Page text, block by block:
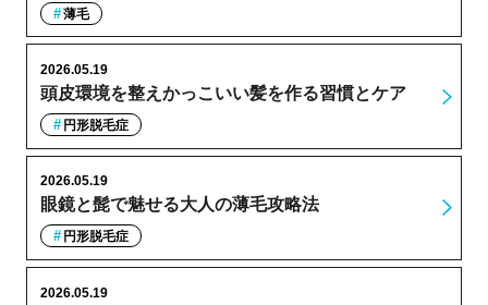
薄毛
頭皮環境を整えかっこいい髪を作る習慣とケア
2026.05.19
円形脱毛症
眼鏡と髭で魅せる大人の薄毛攻略法
2026.05.19
円形脱毛症
2026.05.19